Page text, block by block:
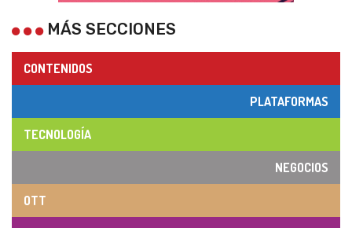
MÁS SECCIONES
CONTENIDOS
PLATAFORMAS
TECNOLOGÍA
NEGOCIOS
OTT